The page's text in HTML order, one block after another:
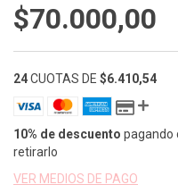
$70.000,00
24CUOTAS DE $6.410,54
10% de descuento pagando
retirarlo
VER MEDIOS DE PAGO